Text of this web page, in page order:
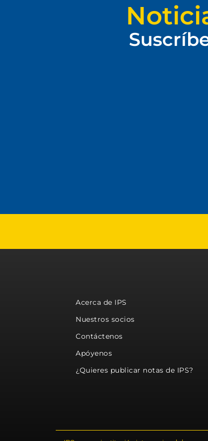
Acerca de IPS
Nuestros socios
Contáctenos
Apóyenos
¿Quieres publicar notas de IPS?